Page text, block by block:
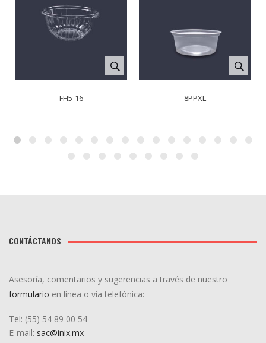
FH5-16 8PPXL
CONTÁCTANOS
Asesoría, comentarios y sugerencias a través de nuestro
formulario en línea o vía telefónica:
Tel: (55) 54 89 00 54
E-mail: sac@inix.mx